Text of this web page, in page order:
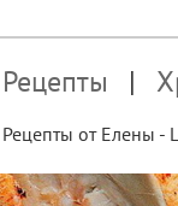
Рецепты
Рецепты от Елены -